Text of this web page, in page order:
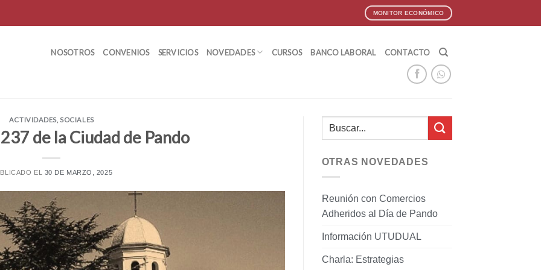
MONITOR ECONÓMICO
NOSOTROS CONVENIOS SERVICIOS NOVEDADES CURSOS BANCO LABORAL CONTACTO
ACTIVIDADES,SOCIALES
de la Ciudad de Pando
EL 30 DE MARZO, 2025
OTRAS NOVEDADES
Reunión con Comercios
Adheridos al Día de Pando
Información UTUDUAL
Charla: Estrategias